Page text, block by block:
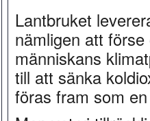
Lantbruket
nämligen att
människans
till att sänka
föras fram som